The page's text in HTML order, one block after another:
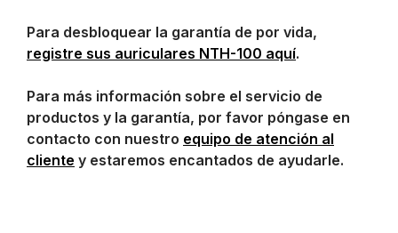
Para desbloquear la garantía de por vida,
registre sus auriculares NTH-100 aquí.
Para más información sobre el servicio de
productos y la garantía, por favor póngase en
contacto con nuestro equipo de atención al
cliente y estaremos encantados de ayudarle.